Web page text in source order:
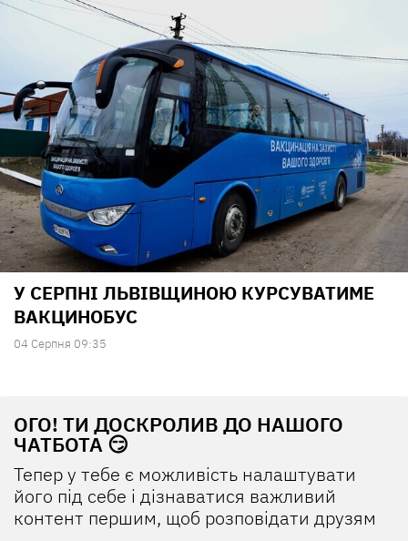
У СЕРПНІ ЛЬВІВЩИНОЮ КУРСУВАТИМЕ
ВАКЦИНОБУС
04 Серпня 09:35
ОГО! ТИ ДОСКРОЛИВ ДО НАШОГО
ЧАТБОТА 😏
Тепер у тебе є можливість налаштувати
його під себе і дізнаватися важливий
контент першим, щоб розповідати друзям